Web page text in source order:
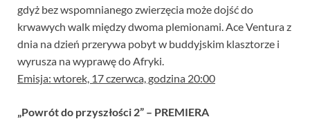
gdyż bez wspomnianego zwierzęcia może dojść do
krwawych walk między dwoma plemionami. Ace Ventura z
dnia na dzień przerywa pobyt w buddyjskim klasztorze i
wyrusza na wyprawę do Afryki.
Emisja: wtorek, 17 czerwca, godzina 20:00
„Powrót do przyszłości 2” – PREMIERA